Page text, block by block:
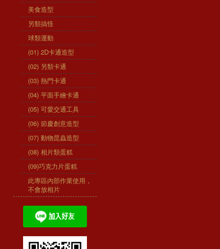
美食造型
另類搞怪
球類運動
(01) 2D卡通造型
(02) 另類卡通
(03) 熱門卡通
(04) 平面手繪卡通
(05) 可愛交通工具
(06) 節慶創意造型
(07) 動物昆蟲造型
(08) 相片類蛋糕
(09)巧克力片蛋糕
此專區內部作業使用，
不會放相片